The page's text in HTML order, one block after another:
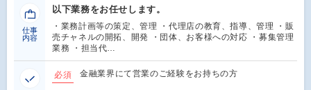
仕事
内容
以下業務をお任せします。
・業務計画等の策定、管理 ・代理店の教育、指導、管理 ・販
売チャネルの開拓、開発 ・団体、お客様への対応 ・募集管理
業務 ・担当代…
必須 金融業界にて営業のご経験をお持ちの方